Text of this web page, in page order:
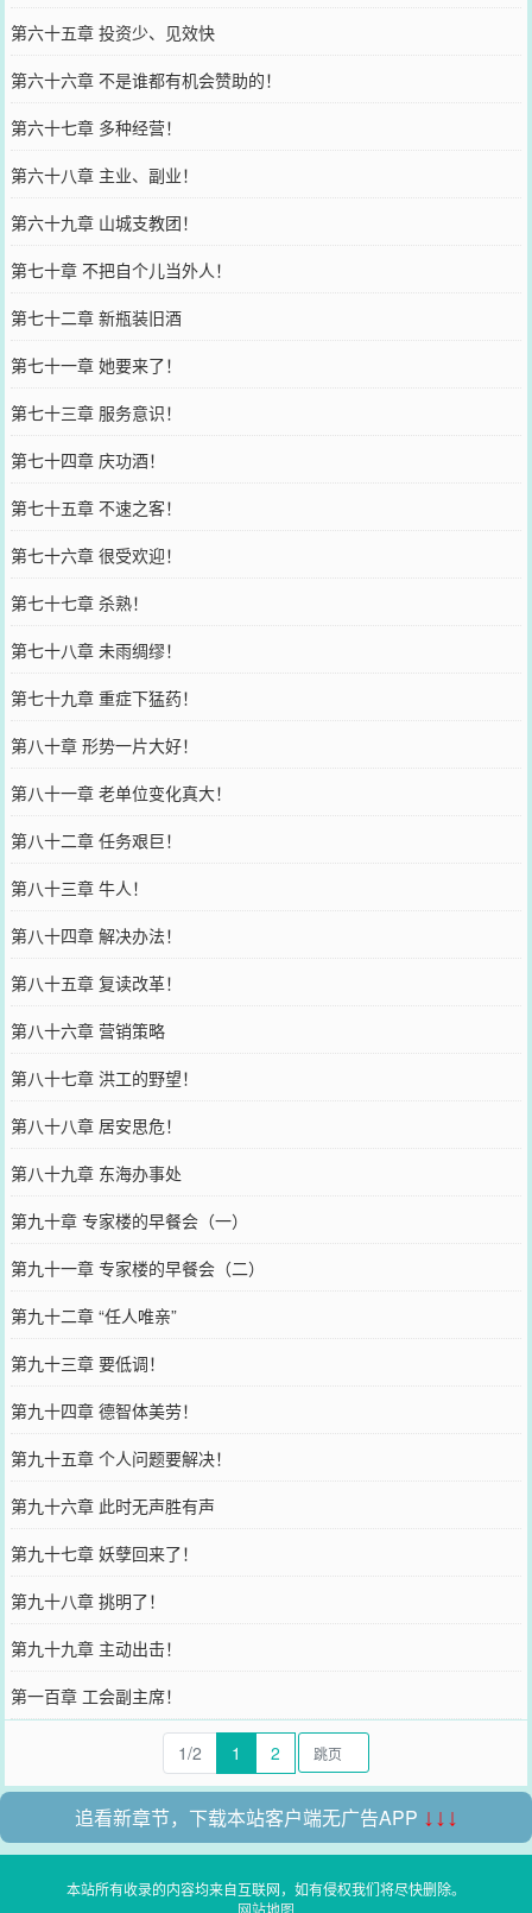
第六十五章 投资少、见效快
第六十六章 不是谁都有机会赞助的！
第六十七章 多种经营！
第六十八章 主业、副业！
第六十九章 山城支教团！
第七十章 不把自个儿当外人！
第七十二章 新瓶装旧酒
第七十一章 她要来了！
第七十三章 服务意识！
第七十四章 庆功酒！
第七十五章 不速之客！
第七十六章 很受欢迎！
第七十七章 杀熟！
第七十八章 未雨绸缪！
第七十九章 重症下猛药！
第八十章 形势一片大好！
第八十一章 老单位变化真大！
第八十二章 任务艰巨！
第八十三章 牛人！
第八十四章 解决办法！
第八十五章 复读改革！
第八十六章 营销策略
第八十七章 洪工的野望！
第八十八章 居安思危！
第八十九章 东海办事处
第九十章 专家楼的早餐会（一）
第九十一章 专家楼的早餐会（二）
第九十二章 “任人唯亲”
第九十三章 要低调！
第九十四章 德智体美劳！
第九十五章 个人问题要解决！
第九十六章 此时无声胜有声
第九十七章 妖孽回来了！
第九十八章 挑明了！
第九十九章 主动出击！
第一百章 工会副主席！
1/2 1 2
追看新章节，下载本站客户端无广告APP ↓↓↓
本站所有收录的内容均来自互联网，如有侵权我们将尽快删除。
网站地图